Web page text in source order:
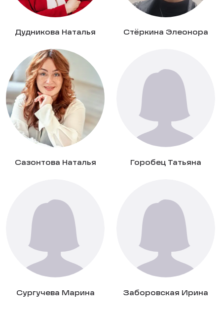
Дудникова Наталья Стёркина Элеонора
Сазонтова Наталья Горобец Татьяна
Сургучева Марина Заборовская Ирина